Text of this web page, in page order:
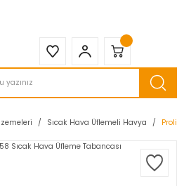
Sıcak Hava Üflemeli Havya